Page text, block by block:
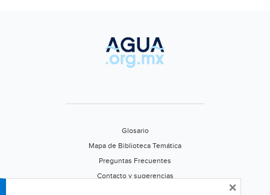
Glosario
Mapa de Biblioteca Temática
Preguntas Frecuentes
Contacto y sugerencias
×